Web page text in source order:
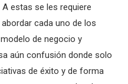
estas se les requiere
cada uno de los
de negocio y
aún confusión donde solo
de éxito y de forma